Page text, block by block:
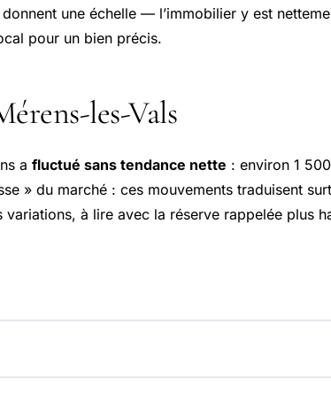
donnent une échelle — l’immobilier y est
pour un bien précis.
les-Vals
a fluctué sans tendance nette : environ 1
» du marché : ces mouvements traduisent
à lire avec la réserve rappelée plus